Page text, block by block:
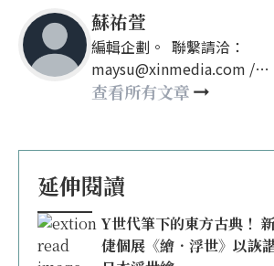
蘇祐萱
編輯企劃。 聯繫請洽：
maysu@xinmedia.com /
may860527@gmail.com
查看所有文章
延伸閱讀
Y世代筆下的東方古典！
倢個展《繪．浮世》以詼